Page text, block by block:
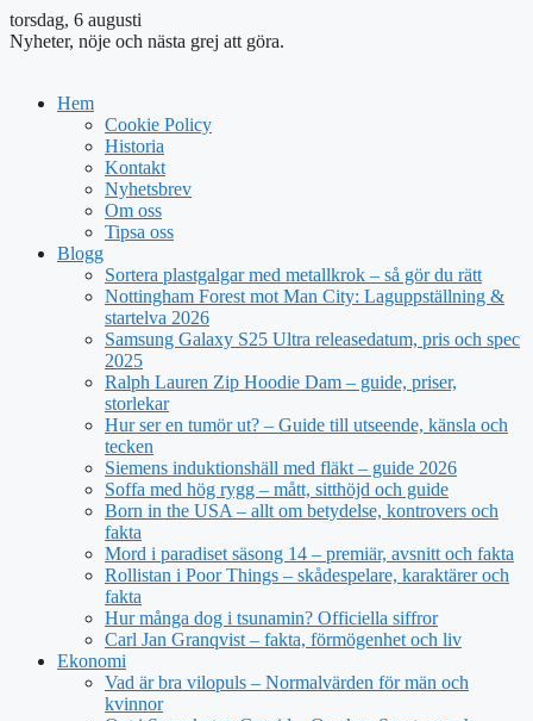
torsdag, 6 augusti
Nyheter, nöje och nästa grej att göra.
Hem
Cookie Policy
Historia
Kontakt
Nyhetsbrev
Om oss
Tipsa oss
Blogg
Sortera plastgalgar med metallkrok – så gör du rätt
Nottingham Forest mot Man City: Laguppställning &
startelva 2026
Samsung Galaxy S25 Ultra releasedatum, pris och spec
2025
Ralph Lauren Zip Hoodie Dam – guide, priser,
storlekar
Hur ser en tumör ut? – Guide till utseende, känsla och
tecken
Siemens induktionshäll med fläkt – guide 2026
Soffa med hög rygg – mått, sitthöjd och guide
Born in the USA – allt om betydelse, kontrovers och
fakta
Mord i paradiset säsong 14 – premiär, avsnitt och fakta
Rollistan i Poor Things – skådespelare, karaktärer och
fakta
Hur många dog i tsunamin? Officiella siffror
Carl Jan Granqvist – fakta, förmögenhet och liv
Ekonomi
Vad är bra vilopuls – Normalvärden för män och
kvinnor